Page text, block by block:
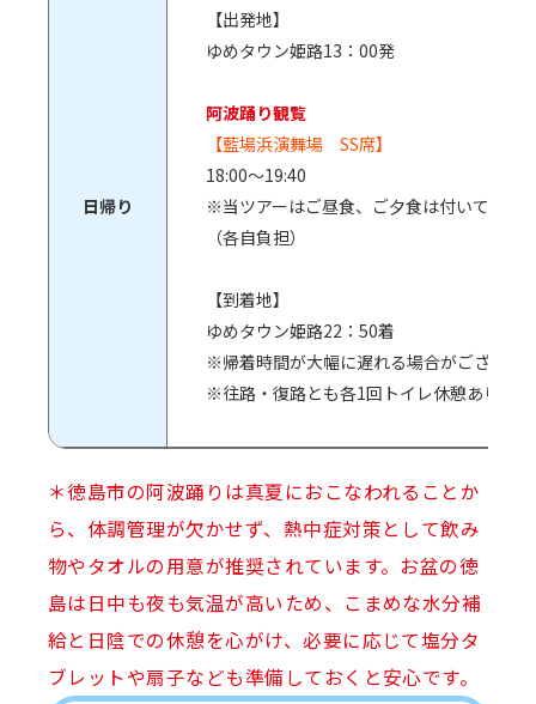
日帰り
【出発地】
ゆめタウン姫路13：00発
阿波踊り観覧
【藍場浜演舞場 SS席】
18:00～19:40
※当ツアーはご昼食、ご夕食は付いており
（各自負担）
【到着地】
ゆめタウン姫路22：50着
※帰着時間が大幅に遅れる場合がございま
※往路・復路とも各1回トイレ休憩ありま
＊徳島市の阿波踊りは真夏におこなわれることか
ら、体調管理が欠かせず、熱中症対策として飲み
物やタオルの用意が推奨されています。お盆の徳
島は日中も夜も気温が高いため、こまめな水分補
給と日陰での休憩を心がけ、必要に応じて塩分タ
ブレットや扇子なども準備しておくと安心です。